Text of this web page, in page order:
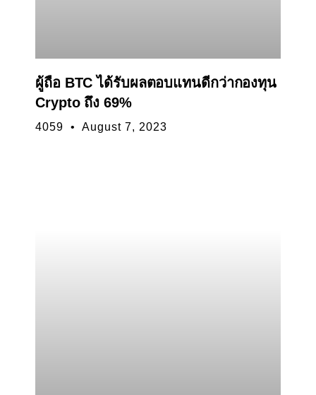
ผู้ถือ BTC ได้รับผลตอบแทนดีกว่ากองทุน
Crypto ถึง 69%
4059 August 7, 2023